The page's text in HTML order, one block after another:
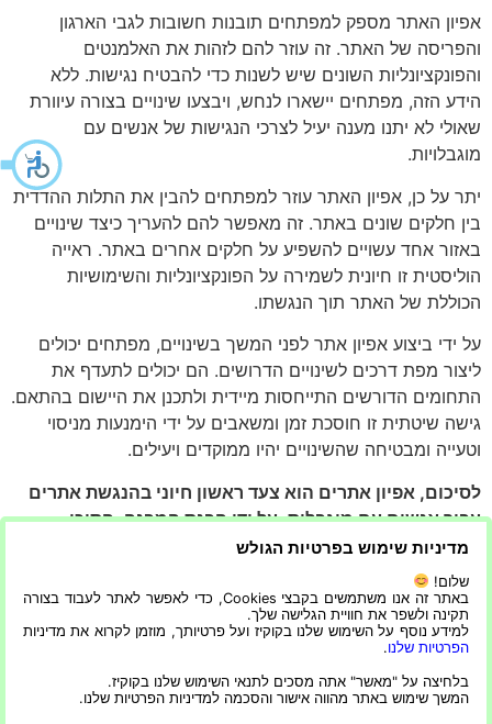
אפיון האתר מספק למפתחים תובנות חשובות לגבי הארגון
והפריסה של האתר. זה עוזר להם לזהות את האלמנטים
והפונקציונליות השונים שיש לשנות כדי להבטיח נגישות. ללא
הידע הזה, מפתחים יישארו לנחש, ויבצעו שינויים בצורה עיוורת
שאולי לא יתנו מענה יעיל לצרכי הנגישות של אנשים עם
מוגבלויות.
יתר על כן, אפיון האתר עוזר למפתחים להבין את התלות ההדדית
בין חלקים שונים באתר. זה מאפשר להם להעריך כיצד שינויים
באזור אחד עשויים להשפיע על חלקים אחרים באתר. ראייה
הוליסטית זו חיונית לשמירה על הפונקציונליות והשימושיות
הכוללת של האתר תוך הנגשתו.
על ידי ביצוע אפיון אתר לפני המשך בשינויים, מפתחים יכולים
ליצור מפת דרכים לשינויים הדרושים. הם יכולים לתעדף את
התחומים הדורשים התייחסות מיידית ולתכנן את היישום בהתאם.
גישה שיטתית זו חוסכת זמן ומשאבים על ידי הימנעות מניסוי
וטעייה ומבטיחה שהשינויים יהיו ממוקדים ויעילים.
לסיכום, אפיון אתרים הוא צעד ראשון חיוני בהנגשת אתרים
עבור אנשים עם מוגבלות. על ידי הבנת המבנה, התוכן
והאינטראקציה עם המשתמש, מפתחים יכולים ליצור סביבה
דיגיטלית מכילה יותר. זה לא רק משפר את החוויה עבור
משתמשים עם מוגבלויות אלא גם משפר את הידידותיות
והפונקציונליות הכללית של האתר, מה שהופך אותו למצליח
יותר בטווח הארוך.
מגזין קריאייטיב וכל מה שמעניין בקדמה
מדיניות שימוש בפרטיות הגולש
שלום!
באתר זה אנו משתמשים בקבצי Cookies, כדי לאפשר לאתר לעבוד בצורה
תקינה ולשפר את חוויית הגלישה שלך.
למידע נוסף על השימוש שלנו בקוקיז ועל פרטיותך, מוזמן לקרוא את מדיניות
הפרטיות שלנו.
בלחיצה על "מאשר" אתה מסכים לתנאי השימוש שלנו בקוקיז.
המשך שימוש באתר מהווה אישור והסכמה למדיניות הפרטיות שלנו.